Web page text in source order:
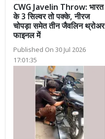
CWG Javelin Throw: भारत
के 3 सिल्वर तो पक्के, नीरज
चोपड़ा समेत तीन जैवलिन थ्रोअर
फाइनल में
Published On 30 Jul 2026
17:01:35